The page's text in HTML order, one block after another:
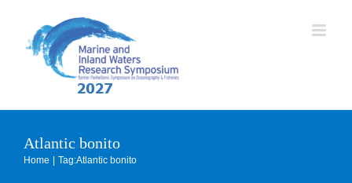
content
Atlantic bonito
Home Tag:Atlantic bonito